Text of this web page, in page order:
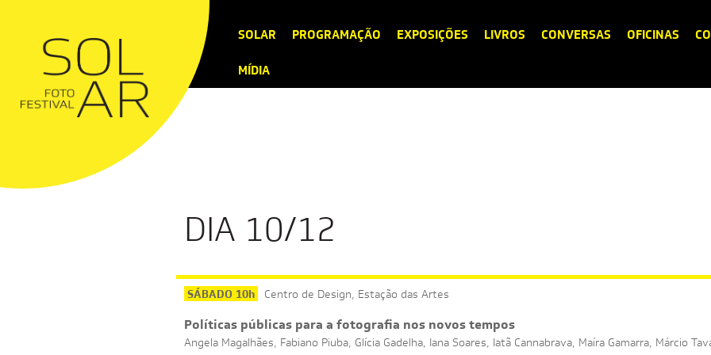
SOLAR PROGRAMAÇÃO EXPOSIÇÕES LIVROS CONVERSAS OFICINAS
MÍDIA
DIA 10/12
SÁBADO 10h Centro de Design, Estação das Artes
Políticas públicas para a fotografia nos novos tempos
Angela Magalhães, Fabiano Piuba, Glícia Gadelha, Iana Soares, Iatã Cannabrava, Maíra Gamarra, Márcio